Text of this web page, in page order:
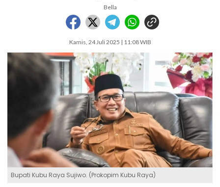
Bella
Kamis, 24 Juli 2025 | 11:08 WIB
Bupati Kubu Raya Sujiwo. (Prokopim Kubu Raya)